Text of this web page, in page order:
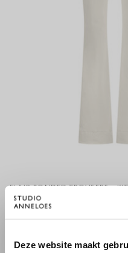
Deze website maakt
FLAIR BONDED TROUSERS -
149,95 €